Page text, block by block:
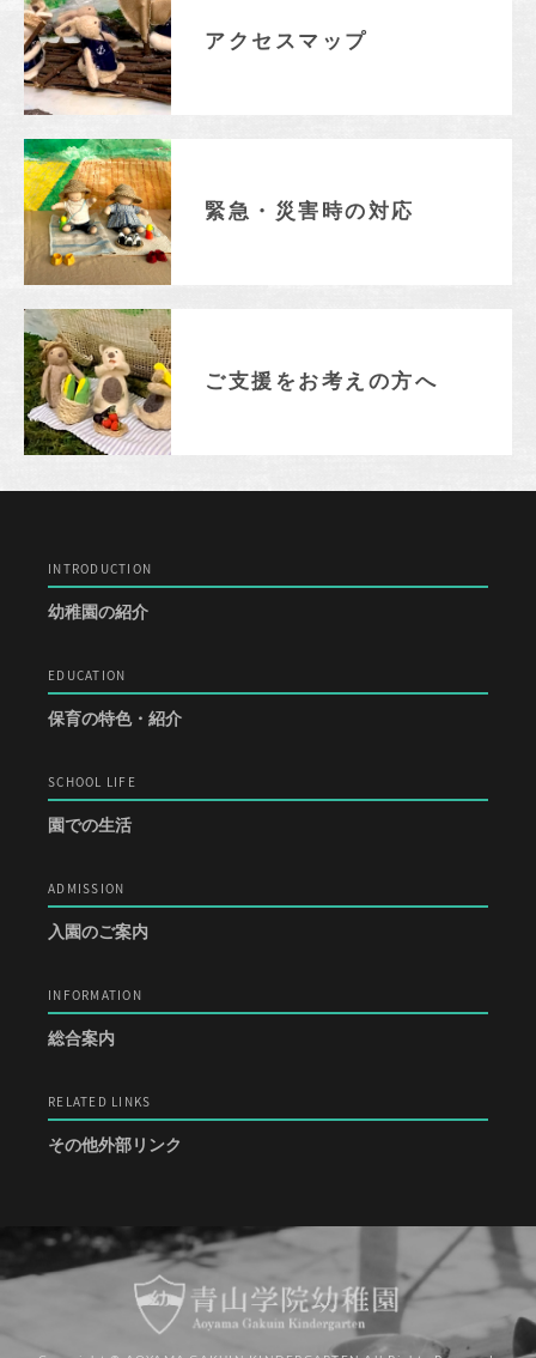
アクセスマップ
緊急・災害時の対応
ご支援をお考えの方へ
INTRODUCTION
幼稚園の紹介
EDUCATION
保育の特色・紹介
SCHOOL LIFE
園での生活
ADMISSION
入園のご案内
INFORMATION
総合案内
RELATED LINKS
その他外部リンク